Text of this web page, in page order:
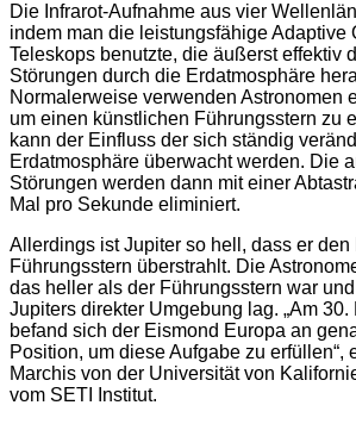
Die Infrarot-Aufnahme aus vier
indem man die leistungsfähige Adaptive
Teleskops benutzte, die äußerst effektiv
Störungen durch die Erdatmosphäre
Normalerweise verwenden Astronomen
um einen künstlichen Führungsstern zu
kann der Einfluss der sich ständig
Erdatmosphäre überwacht werden. Die
Störungen werden dann mit einer
Mal pro Sekunde eliminiert.
Allerdings ist Jupiter so hell, dass er den
Führungsstern überstrahlt. Die
das heller als der Führungsstern war
Jupiters direkter Umgebung lag. „Am
befand sich der Eismond Europa an
Position, um diese Aufgabe zu erfüllen“,
Marchis von der Universität von
vom SETI Institut.